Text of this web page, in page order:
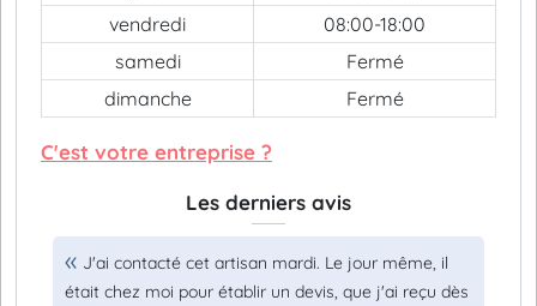
vendredi
08:00-18:00
samedi
Fermé
dimanche
Fermé
C'est votre entreprise ?
Les derniers avis
J'ai contacté cet artisan mardi. Le jour même, il
était chez moi pour établir un devis, que j'ai reçu dès